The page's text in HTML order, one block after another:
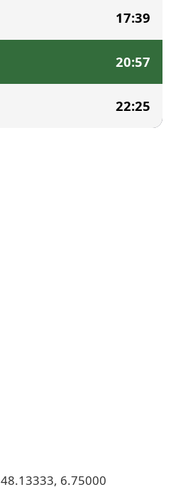
17:39
20:57
22:25
48.13333, 6.75000